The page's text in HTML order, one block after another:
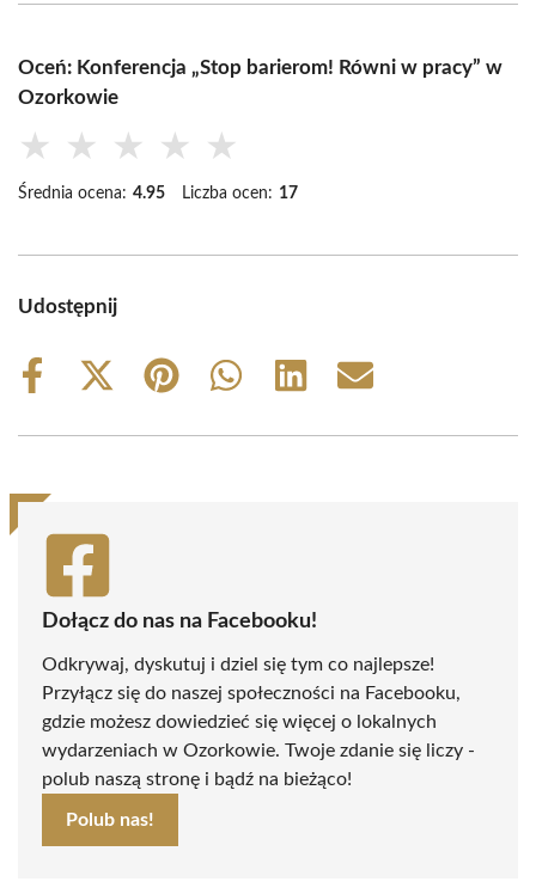
Oceń: Konferencja „Stop barierom! Równi w pracy” w
Ozorkowie
★ ★ ★ ★ ★
Średnia ocena: 4.95 Liczba ocen: 17
Udostępnij
Share
Share
(Twitter)
Share
Share
Share
Share
Dołącz do nas na Facebooku!
Odkrywaj, dyskutuj i dziel się tym co najlepsze!
Przyłącz się do naszej społeczności na Facebooku,
gdzie możesz dowiedzieć się więcej o lokalnych
wydarzeniach w Ozorkowie. Twoje zdanie się liczy -
polub naszą stronę i bądź na bieżąco!
Polub nas!